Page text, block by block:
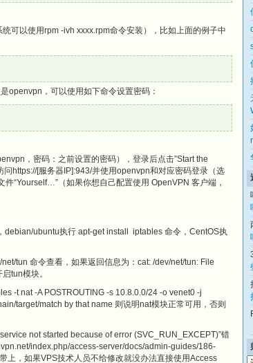
可以使用rpm -ivh xxxx.rpm命令安装），比如上面的例子中
openvpn，可以使用如下命令设置密码：
，密码：之前设置的密码），登录后点击”Start the
https://[服务器IP]:943/并使用openvpn和对应密码登录（选
“Yourself…”（如果你想自己配置使用 OpenVPN 客户端，
ubuntu执行 apt-get install iptables 命令，CentOS执
tun 命令查看，如果返回信息为：cat: /dev/net/tun: File
tun模块。
-t nat -A POSTROUTING -s 10.8.0.0/24 -o venet0 -j
target/match by that name 则说明nat模块正常可用，否则
not started because of error (SVC_RUN_EXCEPT)”错
index.php/access-server/docs/admin-guides/186-
上，如果VPS技术人员不给修改就没办法直接使用Access